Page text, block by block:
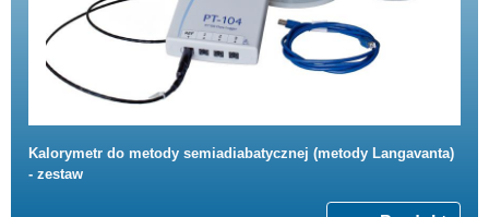
Kalorymetr do metody semiadiabatycznej (metody Langavanta)
- zestaw